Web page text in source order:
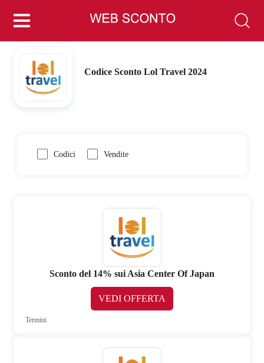
Codice Sconto Lol Travel 2024
Codici Vendite
Sconto del 14% sui Asia Center Of Japan
VEDI OFFERTA
Termini